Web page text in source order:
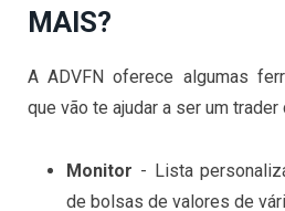
MAIS?
A ADVFN oferece algumas
que vão te ajudar a ser um
Monitor - Lista
de bolsas de valores de